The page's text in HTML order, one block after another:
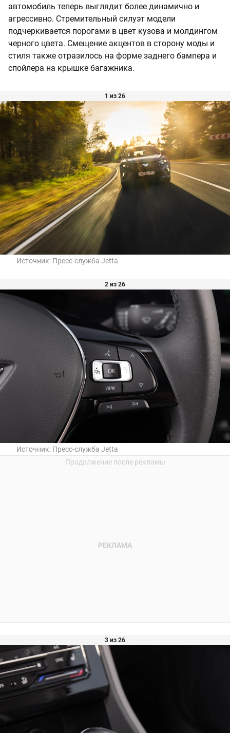
автомобиль теперь выглядит более динамично и
агрессивно. Стремительный силуэт модели
подчеркивается порогами в цвет кузова и молдингом
черного цвета. Смещение акцентов в сторону моды и
стиля также отразилось на форме заднего бампера и
спойлера на крышке багажника.
1 из 26
Источник: Пресс-служба Jetta
2 из 26
Источник: Пресс-служба Jetta
3 из 26